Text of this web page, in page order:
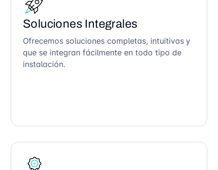
Soluciones Integrales
Ofrecemos soluciones completas, intuitivas y
que se integran fácilmente en todo tipo de
instalación.